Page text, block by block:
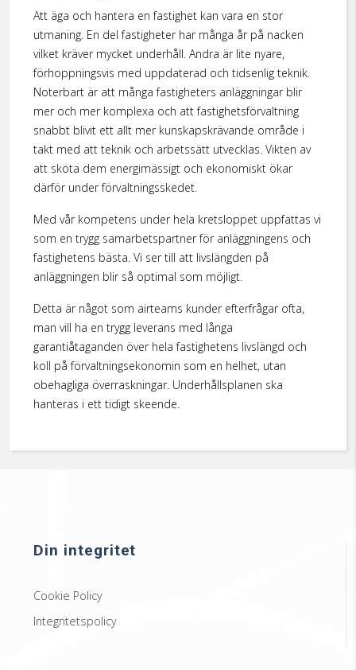
Att äga och hantera en fastighet kan vara en stor
utmaning. En del fastigheter har många år på nacken
vilket kräver mycket underhåll. Andra är lite nyare,
förhoppningsvis med uppdaterad och tidsenlig teknik.
Noterbart är att många fastigheters anläggningar blir
mer och mer komplexa och att fastighetsförvaltning
snabbt blivit ett allt mer kunskapskrävande område i
takt med att teknik och arbetssätt utvecklas. Vikten av
att sköta dem energimässigt och ekonomiskt ökar
därför under förvaltningsskedet.
Med vår kompetens under hela kretsloppet uppfattas vi
som en trygg samarbetspartner för anläggningens och
fastighetens bästa. Vi ser till att livslängden på
anläggningen blir så optimal som möjligt.
Detta är något som airteams kunder efterfrågar ofta,
man vill ha en trygg leverans med långa
garantiåtaganden över hela fastighetens livslängd och
koll på förvaltningsekonomin som en helhet, utan
obehagliga överraskningar. Underhållsplanen ska
hanteras i ett tidigt skeende.
Din integritet
Cookie Policy
Integritetspolicy